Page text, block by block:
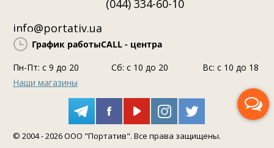
(044) 334-60-10
info@portativ.ua
График работыCALL - центра
Пн-Пт: c 9 до 20
Сб: с 10 до 20
Вс: с 10 до 18
Наши магазины
© 2004 - 2026 ООО "Портатив". Все права защищены.
Перезвоните мне